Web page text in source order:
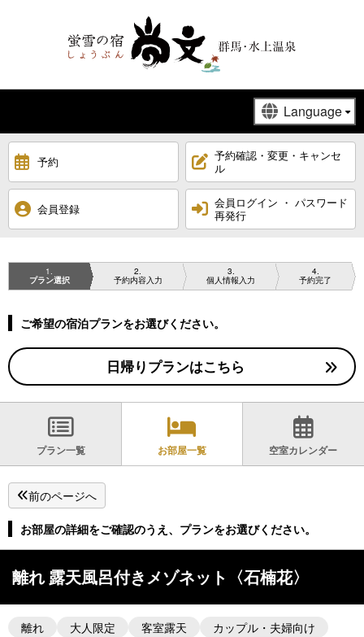
予約
予約確認・変更・キャンセ
ル
会員登録
会員ログイン ・ パスワード
再発行
1
プラン選択
2
予約内容入力
3
個人情報入力
4
予約完了
ご希望の宿泊プランをお選びください。
日帰りプランはこちら
プラン一覧 お部屋一覧 空室カレンダー
前のページへ
お部屋の詳細をご確認のうえ、プランをお選びください。
離れ 露天風呂付きメゾネット〈石楠花〉
離れ 大人限定 客室露天 カップル・夫婦向け